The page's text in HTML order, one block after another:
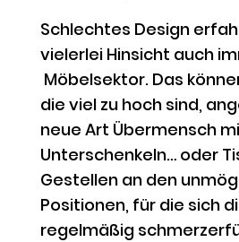
Schlechtes Design
vielerlei Hinsicht auch
Möbelsektor. Das
die viel zu hoch sind,
neue Art Übermensch
Unterschenkeln… oder
Gestellen an den
Positionen, für die sich
regelmäßig